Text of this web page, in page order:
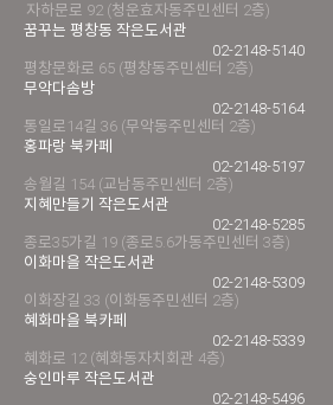
자하문로 92 (청운효자동주민센터 2층)
꿈꾸는 평창동 작은도서관
02-2148-5140
평창문화로 65 (평창동주민센터 2층)
무악다솜방
02-2148-5164
통일로14길 36 (무악동주민센터 2층)
홍파랑 북카페
02-2148-5197
송월길 154 (교남동주민센터 2층)
지혜만들기 작은도서관
02-2148-5285
종로35가길 19 (종로5.6가동주민센터 3층)
이화마을 작은도서관
02-2148-5309
이화장길 33 (이화동주민센터 2층)
혜화마을 북카페
02-2148-5339
혜화로 12 (혜화동자치회관 4층)
숭인마루 작은도서관
02-2148-5496